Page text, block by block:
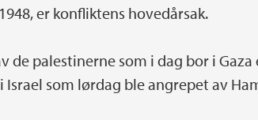
er konfliktens hovedårsak.
de palestinerne som i dag bor i
som lørdag ble angrepet av